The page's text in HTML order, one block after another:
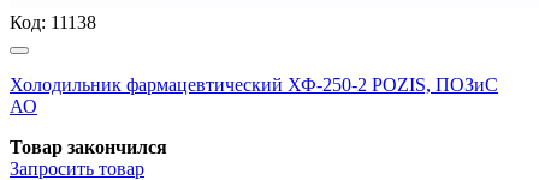
Код: 11138
Холодильник фармацевтический ХФ-250-2 POZIS, ПОЗиС
АО
Товар закончился
Запросить товар